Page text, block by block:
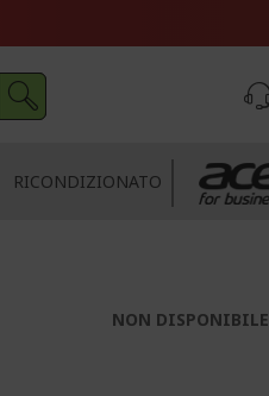
RICONDIZIONATO
NON DISPONIBILE